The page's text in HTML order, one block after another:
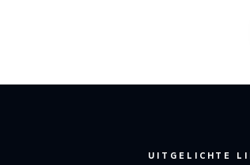
UITGELICHTE